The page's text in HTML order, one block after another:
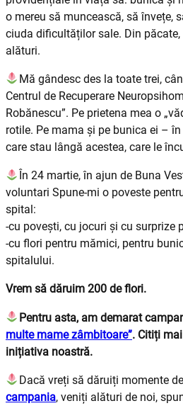
o mereu să muncească, să învețe,
ciuda dificultăților sale. Din
alături.
Mă gândesc des la toate trei,
Centrul de Recuperare
Robănescu”. Pe prietena mea o
rotile. Pe mama și pe bunica ei –
care stau lângă acestea, care le
În 24 martie, în ajun de Buna
voluntari Spune-mi o poveste
spital:
-cu povești, cu jocuri și cu surprize
-cu flori pentru mămici, pentru
spitalului.
Vrem să dăruim 200 de flori.
Pentru asta, am demarat
multe mame zâmbitoare”. Citiți
inițiativa noastră.
Dacă vreți să dăruiți momente
campania, veniți alături de noi,